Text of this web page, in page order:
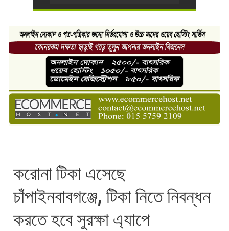
করোনা টিকা এসেছে
চাঁপাইনবাবগঞ্জে, টিকা নিতে নিবন্ধন
করতে হবে সুরক্ষা এ্যাপে